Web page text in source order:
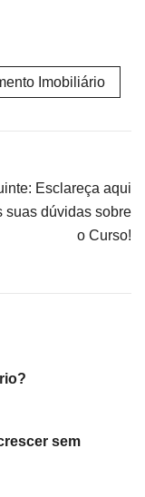
Imobiliário
Esclareça aqui
suas dúvidas sobre
o Curso!
sem